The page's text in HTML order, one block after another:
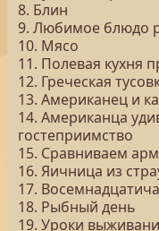
8. Блин
9. Любимое блюдо
10. Мясо
11. Полевая кухня
12. Греческая
13. Американец и
14. Американца
гостеприимство
15. Сравниваем
16. Яичница из
17.
18. Рыбный день
19. Уроки